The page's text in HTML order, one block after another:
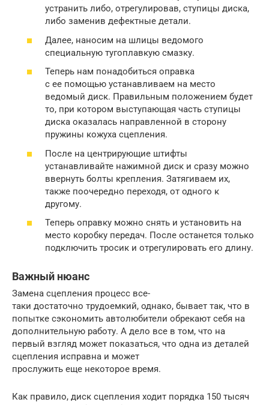
устранить либо, отрегулировав, ступицы диска,
либо заменив дефектные детали.
Далее, наносим на шлицы ведомого
специальную тугоплавкую смазку.
Теперь нам понадобиться оправка
с ее помощью устанавливаем на место
ведомый диск. Правильным положением будет
то, при котором выступающая часть ступицы
диска оказалась направленной в сторону
пружины кожуха сцепления.
После на центрирующие штифты
устанавливайте нажимной диск и сразу можно
ввернуть болты крепления. Затягиваем их,
также поочередно переходя, от одного к
другому.
Теперь оправку можно снять и установить на
место коробку передач. После останется только
подключить тросик и отрегулировать его длину.
Важный нюанс
Замена сцепления процесс все-
таки достаточно трудоемкий, однако, бывает так, что в
попытке сэкономить автолюбители обрекают себя на
дополнительную работу. А дело все в том, что на
первый взгляд может показаться, что одна из деталей
сцепления исправна и может
прослужить еще некоторое время.
Как правило, диск сцепления ходит порядка 150 тысяч